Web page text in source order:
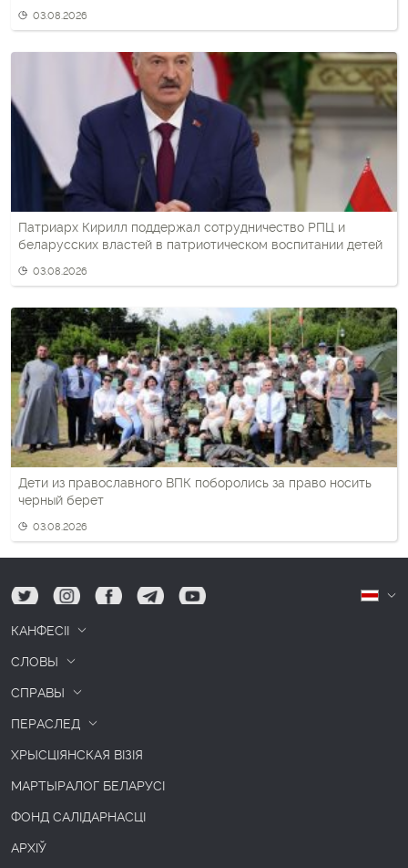
03.08.2026
Патриарх Кирилл поддержал сотрудничество РПЦ и
беларусских властей в патриотическом воспитании детей
03.08.2026
Дети из православного ВПК поборолись за право носить
черный берет
03.08.2026
tw ig fb tg yt
КАНФЕСІІ
СЛОВЫ
СПРАВЫ
ПЕРАСЛЕД
ХРЫСЦІЯНСКАЯ ВІЗІЯ
МАРТЫРАЛОГ БЕЛАРУСІ
ФОНД САЛІДАРНАСЦІ
АРХІЎ